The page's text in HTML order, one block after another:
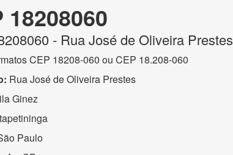
18208060
- Rua José de Oliveira Prestes
CEP 18208-060 ou CEP 18.208-060
Rua José de Oliveira Prestes
Ginez
Paulo